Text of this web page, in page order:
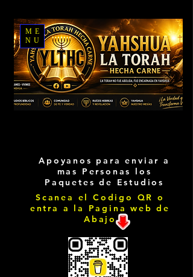
Apoyanos para enviar a
mas Personas los
Paquetes de Estudios
Scanea el Codigo QR o
entra a la Pagina web de
Abajo
ME
NU